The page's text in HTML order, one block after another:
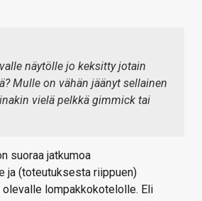
näytölle jo keksitty jotain
Mulle on vähän jäänyt sellainen
vielä pelkkä gimmick tai
suoraa jatkumoa
ja (toteutuksesta riippuen)
lompakkokotelolle. Eli